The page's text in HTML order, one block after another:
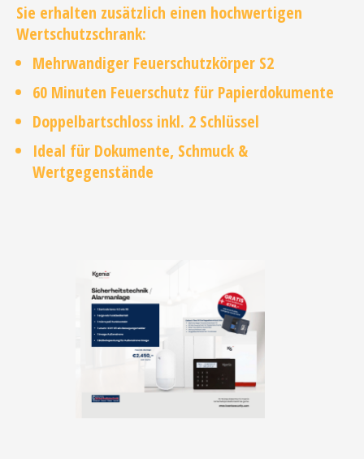
Sie erhalten zusätzlich einen hochwertigen
Wertschutzschrank:
Mehrwandiger Feuerschutzkörper S2
60 Minuten Feuerschutz für Papierdokumente
Doppelbartschloss inkl. 2 Schlüssel
Ideal für Dokumente, Schmuck &
Wertgegenstände